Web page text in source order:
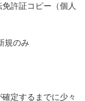
許証コピー（個人
規のみ
定するまでに少々